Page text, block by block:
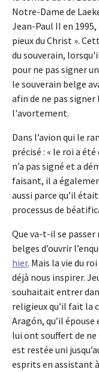
Notre-Dame de
Jean-Paul II en
pieux du Christ ».
du souverain,
pour ne pas signer
le souverain belge
afin de ne pas
l'avortement.
Dans l’avion qui le
précisé : « le roi a
n’a pas signé et a
faisant, il a
aussi parce qu’il
processus de
Que va-t-il se
belges d’ouvrir
hier. Mais la vie du
déjà nous inspirer.
souhaitait entrer
religieux qu’il fait la
Aragón, qu’il épouse
lui ont souffert de ne
est restée uni
esprits en assistant